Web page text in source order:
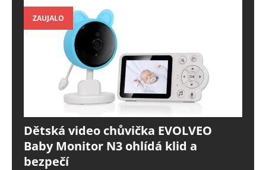
ZAUJALO
Dětská video chůvička EVOLVEO
Baby Monitor N3 ohlídá klid a
bezpečí